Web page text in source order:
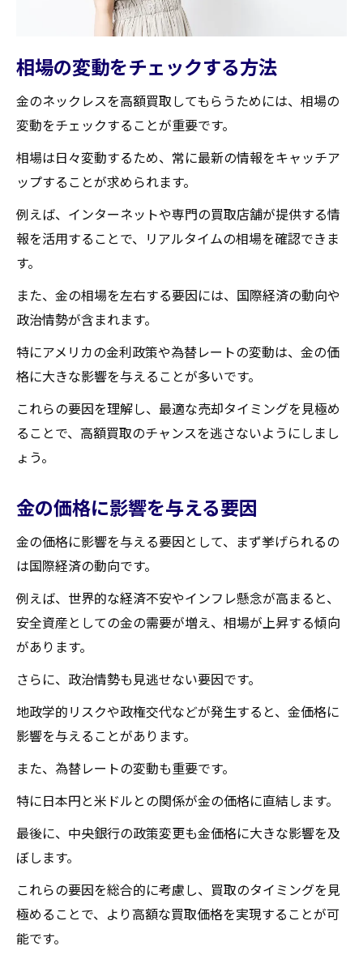
相場の変動をチェックする方法
金のネックレスを高額買取してもらうためには、相場の
変動をチェックすることが重要です。
相場は日々変動するため、常に最新の情報をキャッチア
ップすることが求められます。
例えば、インターネットや専門の買取店舗が提供する情
報を活用することで、リアルタイムの相場を確認できま
す。
また、金の相場を左右する要因には、国際経済の動向や
政治情勢が含まれます。
特にアメリカの金利政策や為替レートの変動は、金の価
格に大きな影響を与えることが多いです。
これらの要因を理解し、最適な売却タイミングを見極め
ることで、高額買取のチャンスを逃さないようにしまし
ょう。
金の価格に影響を与える要因
金の価格に影響を与える要因として、まず挙げられるの
は国際経済の動向です。
例えば、世界的な経済不安やインフレ懸念が高まると、
安全資産としての金の需要が増え、相場が上昇する傾向
があります。
さらに、政治情勢も見逃せない要因です。
地政学的リスクや政権交代などが発生すると、金価格に
影響を与えることがあります。
また、為替レートの変動も重要です。
特に日本円と米ドルとの関係が金の価格に直結します。
最後に、中央銀行の政策変更も金価格に大きな影響を及
ぼします。
これらの要因を総合的に考慮し、買取のタイミングを見
極めることで、より高額な買取価格を実現することが可
能です。